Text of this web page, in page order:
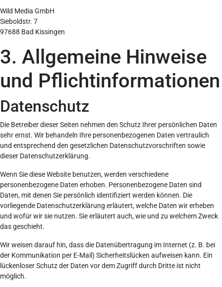
Wild Media GmbH
Sieboldstr. 7
97688 Bad Kissingen
3. Allgemeine Hinweise
und Pflicht­informationen
Datenschutz
Die Betreiber dieser Seiten nehmen den Schutz Ihrer persönlichen Daten
sehr ernst. Wir behandeln Ihre personenbezogenen Daten vertraulich
und entsprechend den gesetzlichen Datenschutzvorschriften sowie
dieser Datenschutzerklärung.
Wenn Sie diese Website benutzen, werden verschiedene
personenbezogene Daten erhoben. Personenbezogene Daten sind
Daten, mit denen Sie persönlich identifiziert werden können. Die
vorliegende Datenschutzerklärung erläutert, welche Daten wir erheben
und wofür wir sie nutzen. Sie erläutert auch, wie und zu welchem Zweck
das geschieht.
Wir weisen darauf hin, dass die Datenübertragung im Internet (z. B. bei
der Kommunikation per E-Mail) Sicherheitslücken aufweisen kann. Ein
lückenloser Schutz der Daten vor dem Zugriff durch Dritte ist nicht
möglich.